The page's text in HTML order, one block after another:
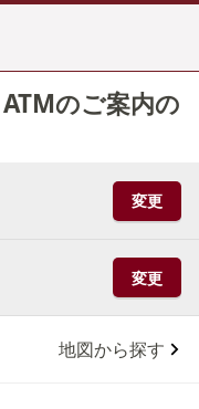
のご案内の
変更
変更
地図から探す